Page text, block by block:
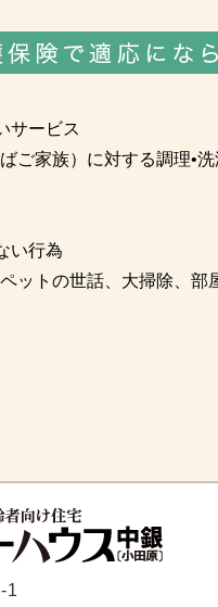
サービス
ご家族）に対する調理•
い行為
ットの世話、大掃除、
1